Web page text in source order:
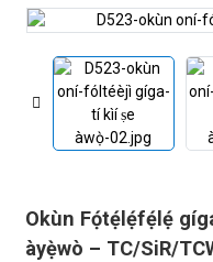
Okùn Fọ́tẹ́lẹ́fẹ́lẹ́
àyẹ̀wò – TC/SiR/